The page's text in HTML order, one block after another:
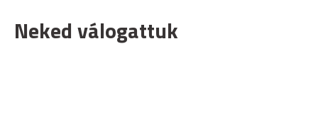
Neked válogattuk